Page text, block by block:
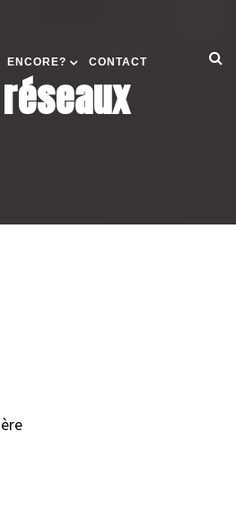
ENCORE? CONTACT